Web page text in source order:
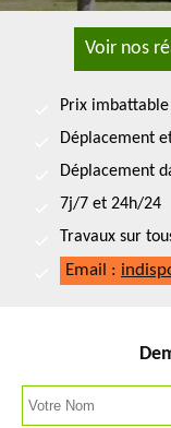
Voir nos
Prix
Déplacement
Déplacement
7j/7 et 24h/24
Travaux sur
Email :